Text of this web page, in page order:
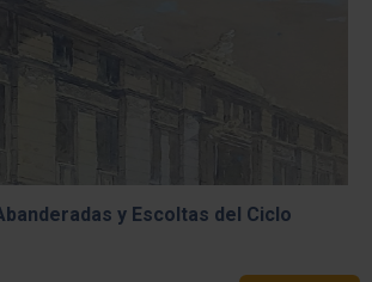
Luis Hernando Rota